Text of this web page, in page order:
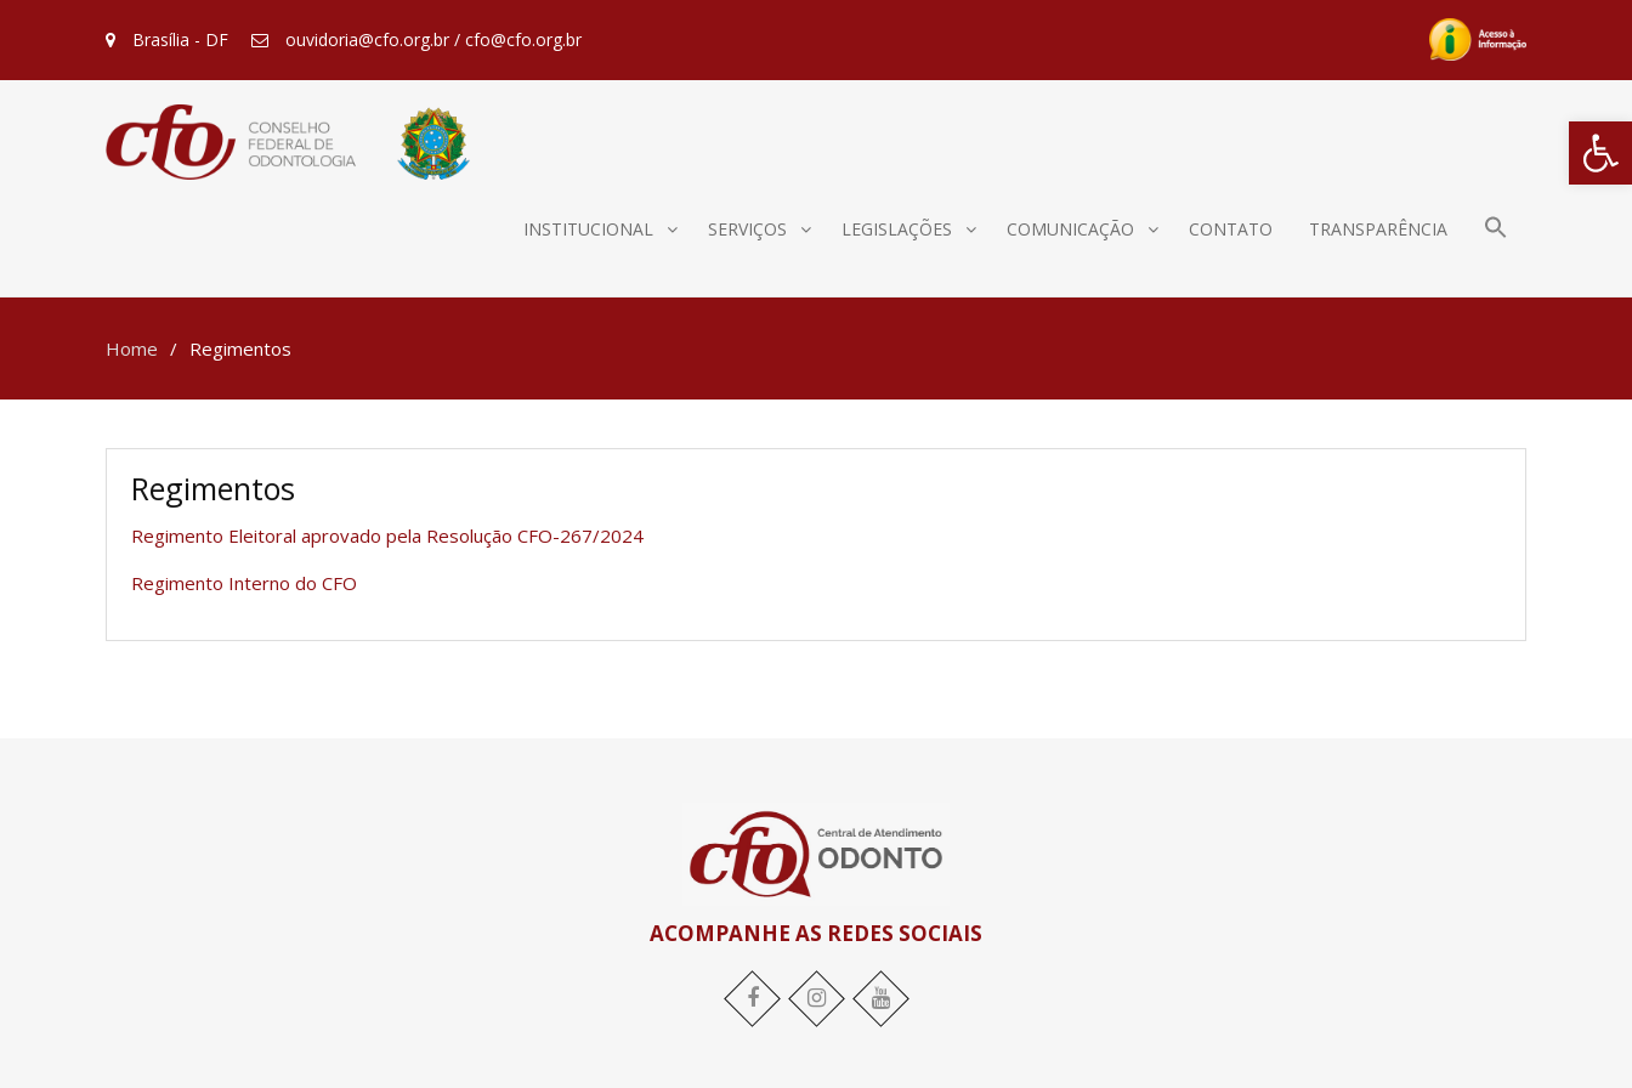
Barra de
Brasília - DF ouvidoria@cfo.org.br / cfo@cfo.org.br
INSTITUCIONAL SERVIÇOS LEGISLAÇÕES COMUNICAÇÃO CONTATO TRANSPARÊNCIA
Home Regimentos
Regimentos
Regimento Eleitoral aprovado pela Resolução CFO-267/2024
Regimento Interno do CFO
ACOMPANHE AS REDES SOCIAIS
Facebook Instagram YouTube